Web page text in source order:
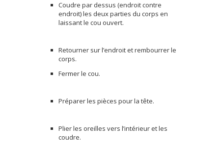
Coudre par dessus (endroit contre
endroit) les deux parties du corps en
laissant le cou ouvert.
Retourner sur l’endroit et rembourrer le
corps.
Fermer le cou.
Préparer les pièces pour la tête.
Plier les oreilles vers l’intérieur et les
coudre.